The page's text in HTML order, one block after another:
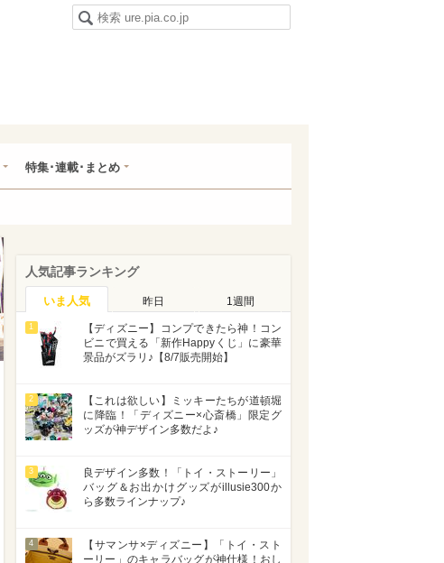
特集･連載･まとめ
人気記事ランキング
いま人気 昨日 1週間
1
【ディズニー】コンプできたら神！コン
ビニで買える「新作Happyくじ」に豪華
景品がズラリ♪【8/7販売開始】
2
【これは欲しい】ミッキーたちが道頓堀
に降臨！「ディズニー×心斎橋」限定グ
ッズが神デザイン多数だよ♪
3
良デザイン多数！「トイ・ストーリー」
バッグ＆お出かけグッズがillusie300か
ら多数ラインナップ♪
4
【サマンサ×ディズニー】「トイ・スト
ーリー」のキャラバッグが神仕様！おし